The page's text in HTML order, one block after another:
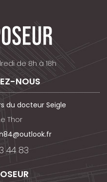
de 8h à 18h
NOUS
du docteur Seigle
Thor
44 83